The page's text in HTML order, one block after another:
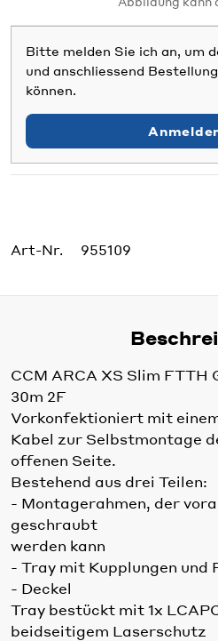
Bitte melden Sie ich an, um
und anschliessend
können.
Art-Nr. 955109
CCM ARCA XS Slim FTTH
30m 2F
Vorkonfektioniert mit
Kabel zur Selbstmontage
offenen Seite.
Bestehend aus drei Teilen:
- Montagerahmen, der
geschraubt
werden kann
- Tray mit Kupplungen und
- Deckel
Tray bestückt mit 1x
beidseitigem Laserschutz